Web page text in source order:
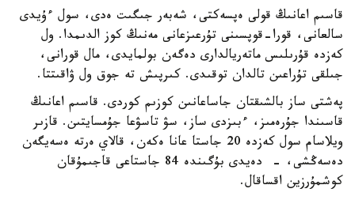
قاسىم اعانىڭ قولى ەپسەكتى، شەبەر جىگىت ەدى، سول ءۇيدى
سالعانى، قورا-قوپسىنى تۇرعىزعانى مەنىڭ كوز الدىمدا. ول
كەزدە قۇرىلىس ماتەريالدارى دەگەن بولمايدى، مال قورانى،
جىلقى تۇراعىن تالدان توقىدى. كىرپىش تە جوق ول ۋاقىتتا.
پەشتى ساز بالشىقتان جاساعانىن كوزىم كوردى. قاسىم اعانىڭ
قاسىندا جۇرەمىز، ءبىزدى ساز، سۋ تاسۋعا جۇمسايتىن. قازىر
ويلاسام سول كەزدە 20 جاستا عانا ەكەن، قالاي ەرتە ەسەيگەن
دەسەڭشى، - دەيدى بۇگىندە 84 جاستاعى قاجىمۇقان
كوشمۇرزين اقساقال.